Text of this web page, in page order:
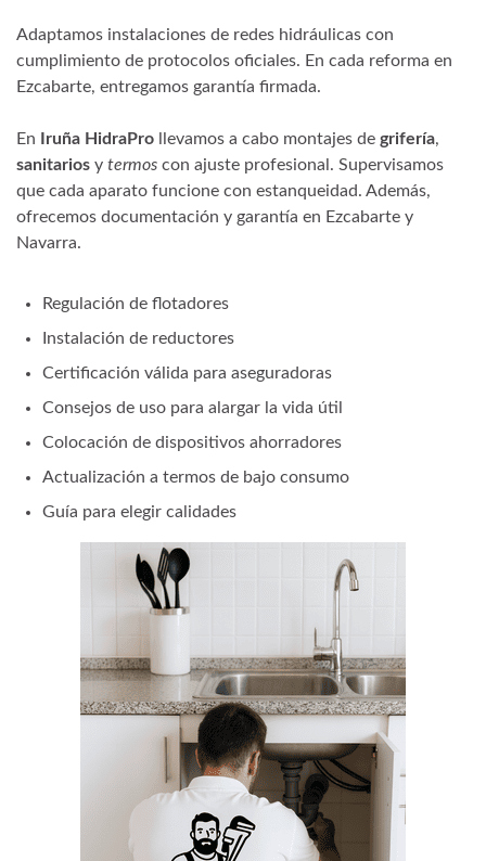
Adaptamos instalaciones de redes hidráulicas con
cumplimiento de protocolos oficiales. En cada reforma en
Ezcabarte, entregamos garantía firmada.
En Iruña HidraPro llevamos a cabo montajes de grifería,
sanitarios y termos con ajuste profesional. Supervisamos
que cada aparato funcione con estanqueidad. Además,
ofrecemos documentación y garantía en Ezcabarte y
Navarra.
Regulación de flotadores
Instalación de reductores
Certificación válida para aseguradoras
Consejos de uso para alargar la vida útil
Colocación de dispositivos ahorradores
Actualización a termos de bajo consumo
Guía para elegir calidades